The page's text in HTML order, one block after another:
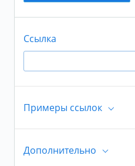
Ссылка
Примеры ссылок
https://www.quora.com/
Дополнительно